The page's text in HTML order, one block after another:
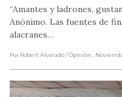
“Amantes y ladrones,
Anónimo. Las fuentes de
alacranes…
Por Robert Alvarado/ Opinión ,